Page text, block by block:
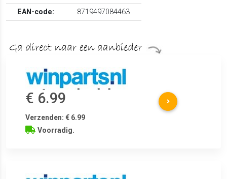
EAN-code:
8719497084463
€ 6.99
Verzenden: € 6.99
Voorradig.